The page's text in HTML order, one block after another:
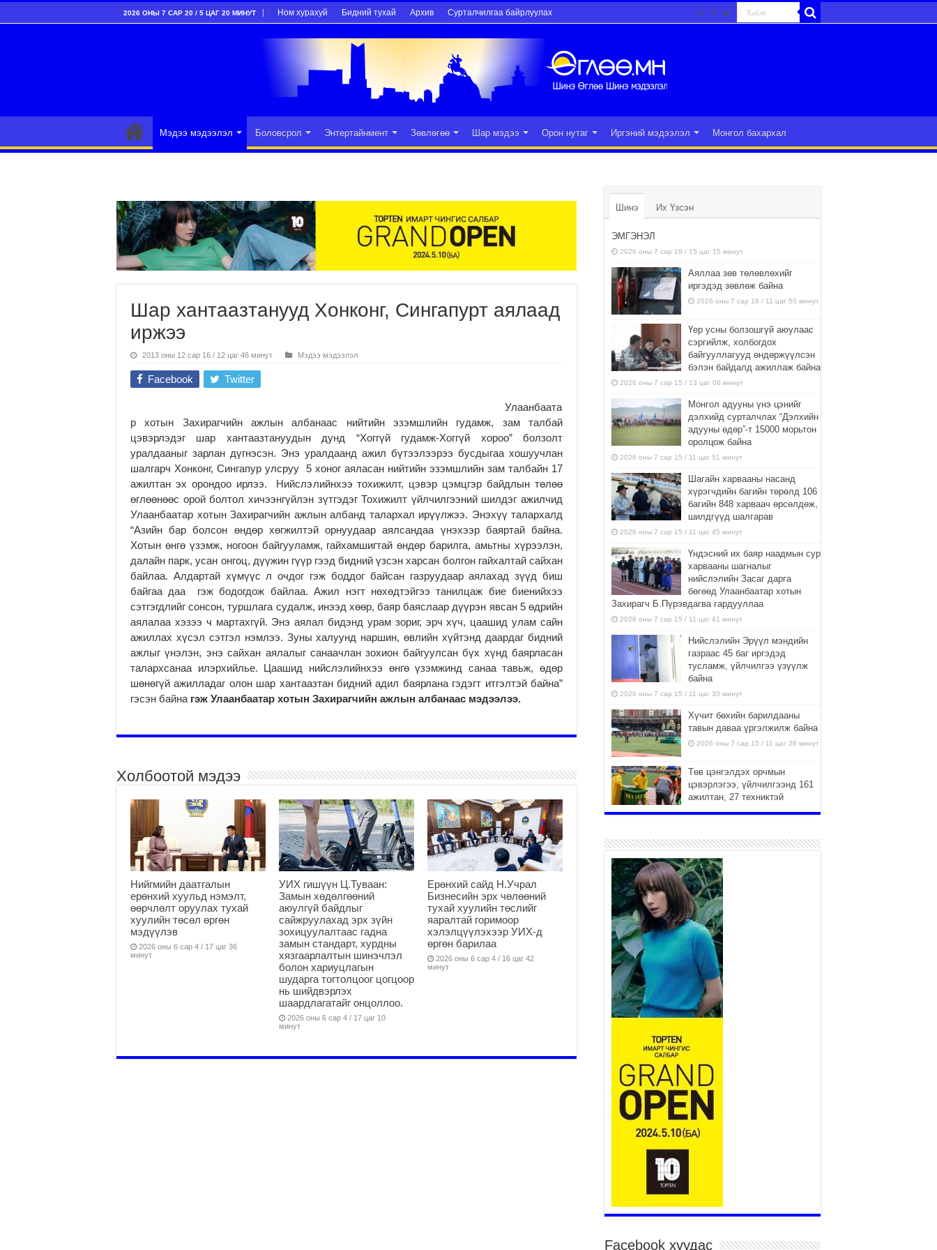
2026 ОНЫ 7 САР 20 / 5 ЦАГ 20 МИНУТ Ном хурахуй Бидний тухай Архив Сурталчилгаа байрлуулах
Мэдээ мэдээлэл Боловсрол Энтертайнмент Зөвлөгөө Шар мэдээ Орон нутаг Иргэний мэдээлэл Монгол бахархал
Шар хантаазтанууд Хонконг, Сингапурт аялаад
иржээ
2013 оны 12 сар 16 / 12 цаг 46 минут Мэдээ мэдээлэл
Facebook Twitter
Улаанбаата
р хотын Захирагчийн ажлын албанаас нийтийн эзэмшлийн гудамж, зам талбай
цэвэрлэдэг шар хантаазтануудын дунд “Хоггүй гудамж-Хоггүй хороо” болзолт
уралдааныг зарлан дүгнэсэн. Энэ уралдаанд ажил бүтээлээрээ бусдыгаа хошуучлан
шалгарч Хонконг, Сингапур улсруу 5 хоног аяласан нийтийн эзэмшлийн зам талбайн 17
ажилтан эх орондоо ирлээ. Нийслэлийнхээ тохижилт, цэвэр цэмцгэр байдлын төлөө
өглөөнөөс орой болтол хичээнгүйлэн зүтгэдэг Тохижилт үйлчилгээний шилдэг ажилчид
Улаанбаатар хотын Захирагчийн ажлын албанд талархал ирүүлжээ. Энэхүү талархалд
“Азийн бар болсон өндөр хөгжилтэй орнуудаар аялсандаа үнэхээр баяртай байна.
Хотын өнгө үзэмж, ногоон байгууламж, гайхамшигтай өндөр барилга, амьтны хүрээлэн,
далайн парк, усан онгоц, дүүжин гүүр гээд бидний үзсэн харсан болгон гайхалтай сайхан
байлаа. Алдартай хүмүүс л очдог гэж боддог байсан газруудаар аялахад зүүд биш
байгаа даа гэж бодогдож байлаа. Ажил нэгт нөхөдтэйгээ танилцаж бие биенийхээ
сэтгэгдлийг сонсон, туршлага судалж, инээд хөөр, баяр баяслаар дүүрэн явсан 5 өдрийн
аялалаа хэзээ ч мартахгүй. Энэ аялал бидэнд урам зориг, эрч хүч, цаашид улам сайн
ажиллах хүсэл сэтгэл нэмлээ. Зуны халуунд наршин, өвлийн хүйтэнд даардаг бидний
ажлыг үнэлэн, энэ сайхан аялалыг санаачлан зохион байгуулсан бүх хүнд баярласан
талархсанаа илэрхийлье. Цаашид нийслэлийнхээ өнгө үзэмжинд санаа тавьж, өдөр
шөнөгүй ажилладаг олон шар хантаазтан бидний адил баярлана гэдэгт итгэлтэй байна”
гэсэн байна гэж Улаанбаатар хотын Захирагчийн ажлын албанаас мэдээлээ.
Холбоотой мэдээ
Нийгмийн даатгалын
ерөнхий хуульд нэмэлт,
өөрчлөлт оруулах тухай
хуулийн төсөл өргөн
мэдүүлэв
2026 оны 6 сар 4 / 17 цаг 36
минут
УИХ гишүүн Ц.Туваан:
Замын хөдөлгөөний
аюулгүй байдлыг
сайжруулахад эрх зүйн
зохицуулалтаас гадна
замын стандарт, хурдны
хязгаарлалтын шинэчлэл
болон хариуцлагын
шударга тогтолцоог цогцоор
нь шийдвэрлэх
шаардлагатайг онцоллоо.
2026 оны 6 сар 4 / 17 цаг 10
минут
Ерөнхий сайд Н.Учрал
Бизнесийн эрх чөлөөний
тухай хуулийн төслийг
яаралтай горимоор
хэлэлцүүлэхээр УИХ-д
өргөн барилаа
2026 оны 6 сар 4 / 16 цаг 42
минут
Шинэ Их Үзсэн
ЭМГЭНЭЛ
2026 оны 7 сар 19 / 15 цаг 15 минут
Аяллаа зөв төлөвлөхийг
иргэдэд зөвлөж байна
2026 оны 7 сар 16 / 11 цаг 50 минут
Үер усны болзошгүй аюулаас
сэргийлж, холбогдох
байгууллагууд өндөржүүлсэн
бэлэн байдалд ажиллаж байна
2026 оны 7 сар 15 / 13 цаг 06 минут
Монгол адууны үнэ цэнийг
дэлхийд сурталчлах “Дэлхийн
адууны өдөр”-т 15000 морьтон
оролцож байна
2026 оны 7 сар 15 / 11 цаг 51 минут
Шагайн харвааны насанд
хүрэгчдийн багийн төрөлд 106
багийн 848 харваач өрсөлдөж,
шилдгүүд шалгарав
2026 оны 7 сар 15 / 11 цаг 45 минут
Үндэсний их баяр наадмын сур
харвааны шагналыг
нийслэлийн Засаг дарга
бөгөөд Улаанбаатар хотын
Захирагч Б.Пүрэвдагва гардууллаа
2026 оны 7 сар 15 / 11 цаг 41 минут
Нийслэлийн Эрүүл мэндийн
газраас 45 баг иргэдэд
тусламж, үйлчилгээ үзүүлж
байна
2026 оны 7 сар 15 / 11 цаг 30 минут
Хүчит бөхийн барилдааны
тавын даваа үргэлжилж байна
2026 оны 7 сар 15 / 11 цаг 26 минут
Төв цэнгэлдэх орчмын
цэвэрлэгээ, үйлчилгээнд 161
ажилтан, 27 техниктэй
ажиллаж байна
Наадмын амралтын өдрүүдэд
нийслэлийн эрүүл мэндийн
байгууллагууд дараах
хуваарийн дагуу ажиллана
2026 оны 7 сар 15 / 11 цаг 18 минут
Үндэсний их баяр наадам
эхэллээ
2026 оны 7 сар 15 / 11 цаг 14 минут
Үер усны аюулаас сэргийлж, нийслэлийн Онцгой
байдлын газрын 162 алба хаагч үүрэг гүйцэтгэж
байна
2026 оны 7 сар 15 / 11 цаг 07 минут
Үндэсний их сурын харваанд 850 харваач цэц
мэргэнээ сорьж байна
2026 оны 7 сар 15 / 11 цаг 03 минут
Төв цэнгэлдэхийн эргэн тойронд
2026 оны 7 сар 15 / 10 цаг 58 минут
Үндэсний их баяр наадмын шагайн харваа
насанд хүрэгчдийн багийн харваагаар
үргэлжилж байна
2026 оны 7 сар 15 / 10 цаг 52 минут
Үндэсний их баяр наадмын хүчит бөхийн
барилдаан эхэллээ
2026 оны 7 сар 15 / 10 цаг 46 минут
Үндэсний хувцасны өдрийг тохиолдуулан
Facebook хуудас